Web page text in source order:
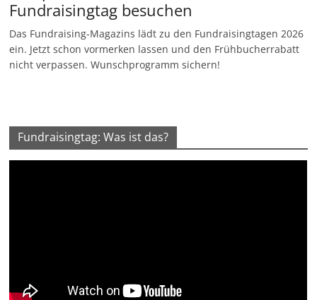
Fundraisingtag besuchen
Das Fundraising-Magazins lädt zu den Fundraisingtagen 2026
ein. Jetzt schon vormerken lassen und den Frühbucherrabatt
nicht verpassen. Wunschprogramm sichern!
Fundraisingtag: Was ist das?